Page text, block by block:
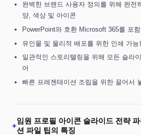
완벽한 브랜드 사용자 정의를 위해 완전
양, 색상 및 아이콘
PowerPoint와 호환 Microsoft 365를 포
유인물 및 물리적 배포를 위한 인쇄 가능
일관적인 스토리텔링을 위해 모든 슬라
어
빠른 프레젠테이션 조립을 위한 끌어서
+
임원 프로필 아이콘 슬라이드 전략
션 파일 팁의 특징